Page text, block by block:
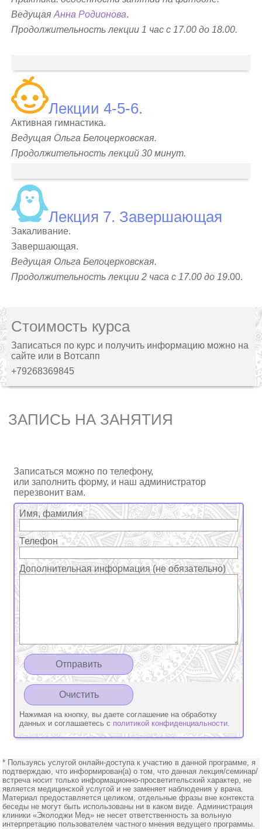
ВедущаяАнна Родионова.
Продолжительность лекции 1 час с 17.00 до 18.00.
Лекции 4-5-6.
Активная гимнастика.
Ведущая Ольга Белоцерковская.
Продолжительность лекций 30 минут.
Лекция 7. Завершающая
Закаливание.
Завершающая.
Ведущая Ольга Белоцерковская.
Продолжительность лекции 2 часа с 17.00 до 19.00.
Стоимость курса
Записаться по курс и получить информацию можно на
сайте или в Вотсапп
+79268369845
ЗАПИСЬ НА ЗАНЯТИЯ
Записаться можно по телефону,
или заполнить форму, и наш администратор
перезвонит вам.
Имя, фамилия
Телефон
Дополнительная информация (не обязательно)
Нажимая на кнопку, вы даете соглашение на обработку
данных и соглашаетесь с политикой конфиденциальности
* Пользуясь услугой онлайн-доступа к участию в данной программе, я
подтверждаю, что информирован(а) о том, что данная лекция/семинар/
встреча носит только информационно-просветительский характер, не
является медицинской услугой и не заменяет наблюдения у врача.
Материал предоставляется целиком, отдельные фразы вне контекста
беседы не могут быть использованы ни в каком виде. Администрация
клиники «Эколоджи Мед» не несет ответственность за вольную
интерпретацию пользователем частного мнения ведущего программы.